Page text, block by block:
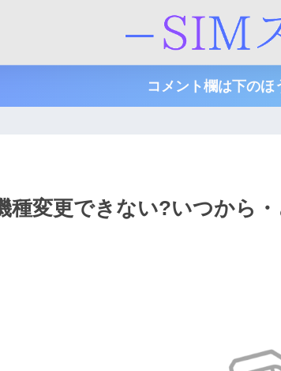
コメント欄は下のほ
種変更できない?いつから